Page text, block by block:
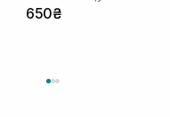
650₴